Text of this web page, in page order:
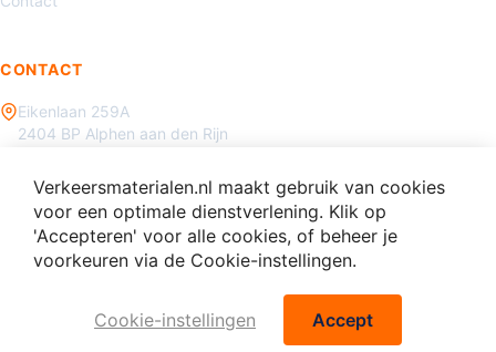
CONTACT
Eikenlaan 259A
2404 BP Alphen aan den Rijn
info@verkeersmaterialen.nl
© 2026 Verkeersmaterialen.nl - Alle rechten voorbehouden.
Verkeersmaterialen.nl maakt gebruik van cookies
voor een optimale dienstverlening. Klik op
'Accepteren' voor alle cookies, of beheer je
voorkeuren via de Cookie-instellingen.
Cookie-instellingen Accept